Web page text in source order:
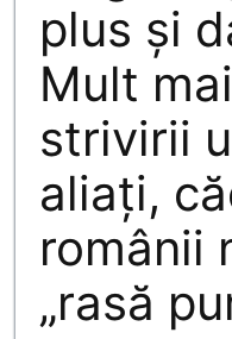
plus şi
Mult
strivirii
aliaţi,
românii
„rasă